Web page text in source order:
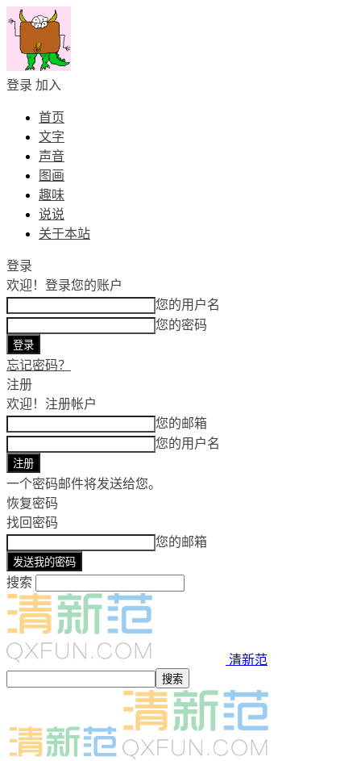
登录 加入
首页
文字
声音
图画
趣味
说说
关于本站
登录
欢迎！ 登录您的账户
您的用户名
您的密码
忘记密码？
注册
欢迎！ 注册帐户
您的邮箱
您的用户名
一个密码邮件将发送给您。
恢复密码
找回密码
您的邮箱
搜索
清新范